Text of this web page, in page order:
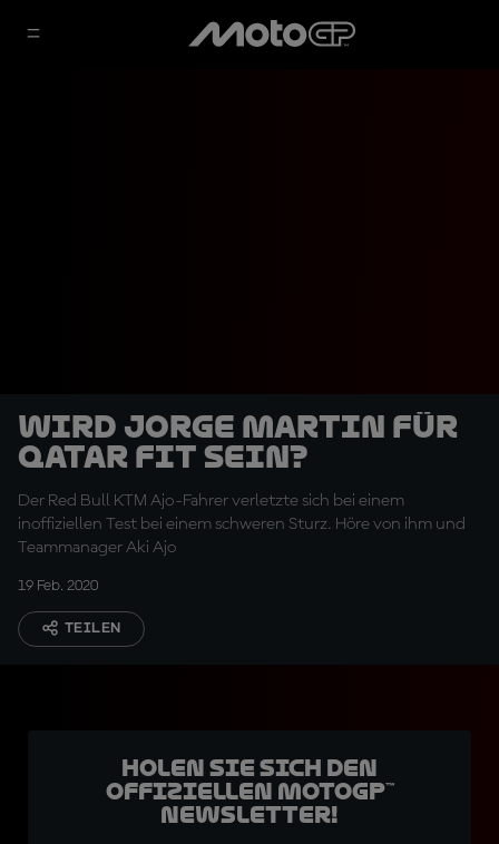
Wird Jorge Martin für
Qatar fit sein?
Der Red Bull KTM Ajo-Fahrer verletzte sich bei einem
inoffiziellen Test bei einem schweren Sturz. Höre von ihm und
Teammanager Aki Ajo
19 Feb. 2020
TEILEN
Holen Sie sich den
offiziellen MotoGP™
Newsletter!